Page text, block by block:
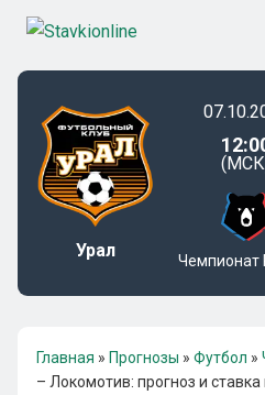
Урал Чемпионат
Главная » Прогнозы » Футбол »
– Локомотив: прогноз и